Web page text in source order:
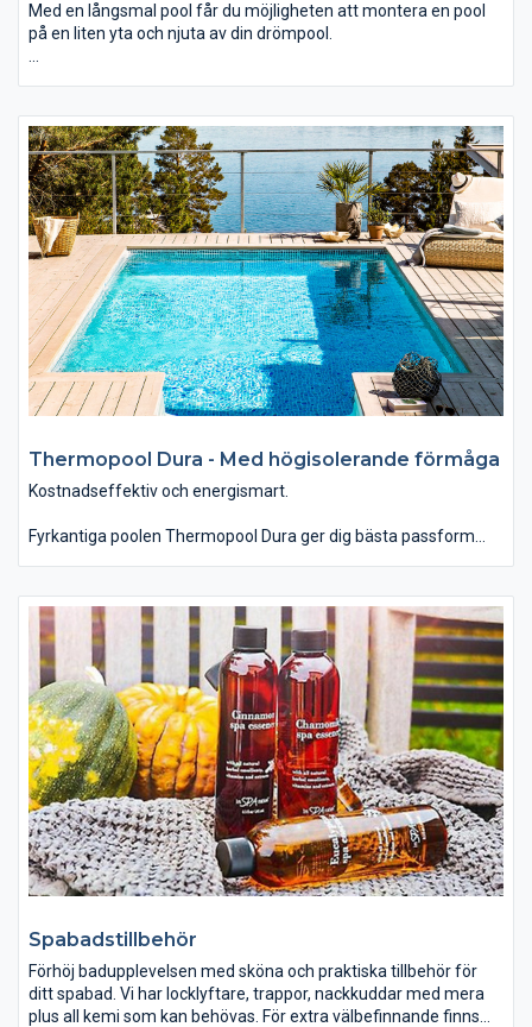
Med en långsmal pool får du möjligheten att montera en pool
på en liten yta och njuta av din drömpool.
badglädje.En mindre pool kan vara lång och smal vilket även ger
dig större förutsättningar för den ultimata simträningen.
Thermopool Dura - Med högisolerande förmåga
Kostnadseffektiv och energismart.
Fyrkantiga poolen Thermopool Dura ger dig bästa passform
Om du önskar dig en pool med ett större baddjup eller ett udda
mått så är Thermopool lösningen för dig. Thermopool har en
flexibilitet som få pooler påmarknaden kan mäta sig med.
Spabadstillbehör
Förhöj badupplevelsen med sköna och praktiska tillbehör för
ditt spabad. Vi har locklyftare, trappor, nackkuddar med mera
plus all kemi som kan behövas. För extra välbefinnande finns